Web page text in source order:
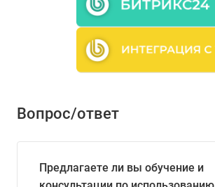
Вопрос/ответ
Предлагаете ли вы обучение и